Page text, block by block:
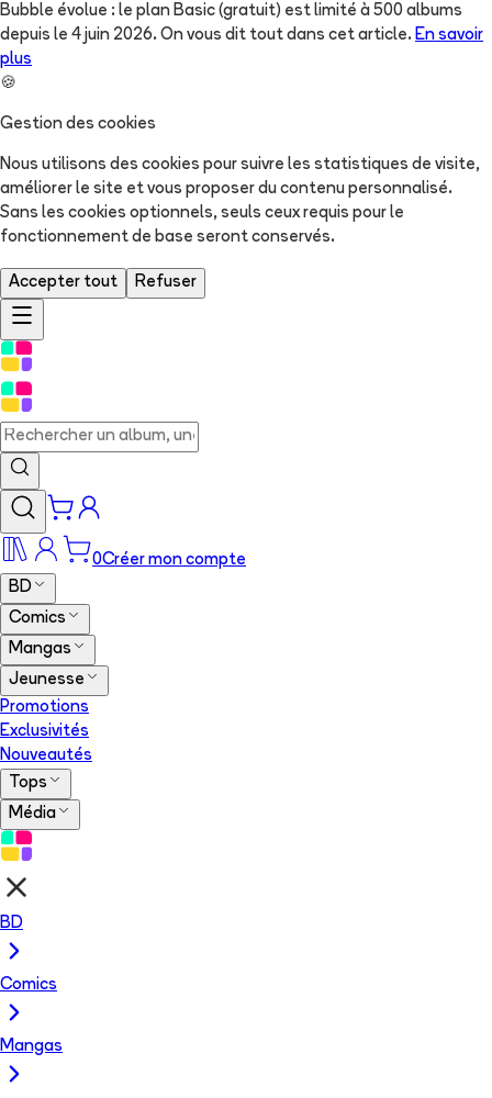
Bubble évolue : le plan Basic (gratuit) est limité à 500 albums
depuis le 4 juin 2026. On vous dit tout dans cet article. En savoir
plus
🍪
Gestion des cookies
Nous utilisons des cookies pour suivre les statistiques de visite,
améliorer le site et vous proposer du contenu personnalisé.
Sans les cookies optionnels, seuls ceux requis pour le
fonctionnement de base seront conservés.
Accepter tout Refuser
0Créer mon compte
BD
Comics
Mangas
Jeunesse
Promotions
Exclusivités
Nouveautés
Tops
Média
BD
Comics
Mangas